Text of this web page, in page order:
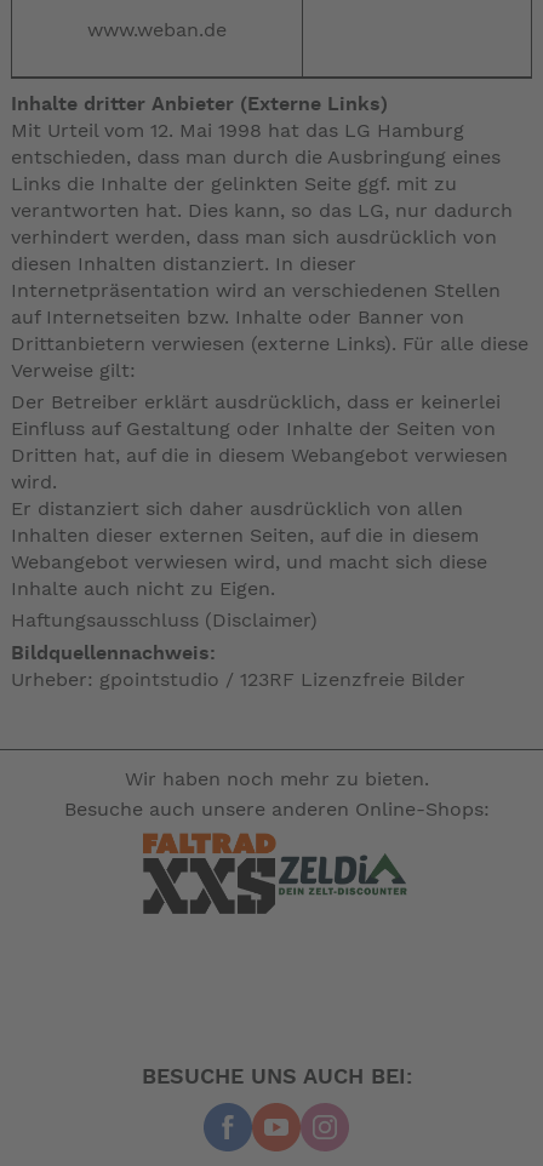
www.weban.de
Inhalte dritter Anbieter (Externe Links)
Mit Urteil vom 12. Mai 1998 hat das LG Hamburg
entschieden, dass man durch die Ausbringung eines
Links die Inhalte der gelinkten Seite ggf. mit zu
verantworten hat. Dies kann, so das LG, nur dadurch
verhindert werden, dass man sich ausdrücklich von
diesen Inhalten distanziert. In dieser
Internetpräsentation wird an verschiedenen Stellen
auf Internetseiten bzw. Inhalte oder Banner von
Drittanbietern verwiesen (externe Links). Für alle diese
Verweise gilt:
Der Betreiber erklärt ausdrücklich, dass er keinerlei
Einfluss auf Gestaltung oder Inhalte der Seiten von
Dritten hat, auf die in diesem Webangebot verwiesen
wird.
Er distanziert sich daher ausdrücklich von allen
Inhalten dieser externen Seiten, auf die in diesem
Webangebot verwiesen wird, und macht sich diese
Inhalte auch nicht zu Eigen.
Haftungsausschluss (Disclaimer)
Bildquellennachweis:
Urheber: gpointstudio / 123RF Lizenzfreie Bilder
Wir haben noch mehr zu bieten.
Besuche auch unsere anderen Online-Shops:
BESUCHE UNS AUCH BEI: